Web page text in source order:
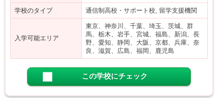
学校のタイプ 通信制高校・サポート校, 留学支援機関
入学可能エリア
東京、神奈川、千葉、埼玉、茨城、群
馬、栃木、岩手、宮城、福島、新潟、長
野、愛知、静岡、大阪、京都、兵庫、奈
良、滋賀、広島、福岡、鹿児島
この学校にチェック